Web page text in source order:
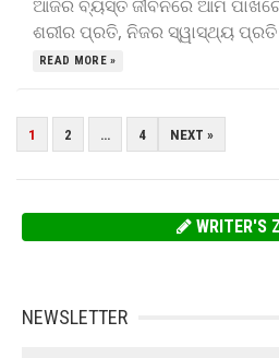
ଆଜିର ବ୍ୟସ୍ତ ଜୀବନରେ ଆମ
ଶରୀର ପ୍ରତି, ନିଜର ସ୍ୱାସ୍ଥ୍ୟ ପ୍ରତି
READ MORE »
POSTS
PAGINATION
1 2 … 4 NEXT »
WRITER'S
NEWSLETTER